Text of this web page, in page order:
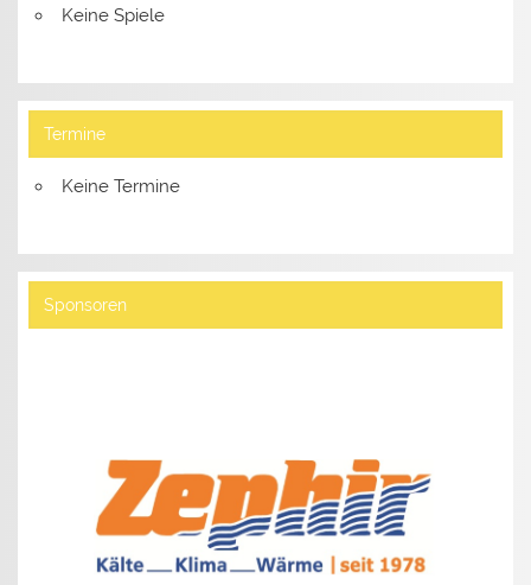
Keine Spiele
Termine
Keine Termine
Sponsoren